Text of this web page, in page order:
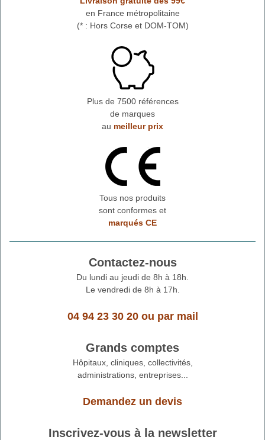
en France métropolitaine
(* : Hors Corse et DOM-TOM)
Plus de 7500 références
de marques
au meilleur prix
Tous nos produits
sont conformes et
marqués CE
Contactez-nous
Du lundi au jeudi de 8h à 18h.
Le vendredi de 8h à 17h.
04 94 23 30 20ou par mail
Grands comptes
Hôpitaux, cliniques, collectivités,
administrations, entreprises...
Demandez un devis
Inscrivez-vous à la newsletter